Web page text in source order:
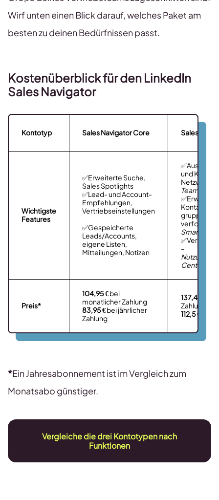
Wirf unten einen Blick darauf, welches Paket am
besten zu deinen Bedürfnissen passt.
Kostenüberblick für den LinkedIn
Sales Navigator
Kontotyp Sales Navigator Core Sales
Wichtigste
Features
✅Erweiterte Suche,
Sales Spotlights
✅Lead- und Account-
Empfehlungen,
Vertriebseinstellungen
✅Gespeicherte
Leads/Accounts,
eigene Listen,
Mitteilungen, Notizen
und
Netzwerk
TeamLink,
gruppieren
verfolgen –
Smart Links
–
Center
Preis*
104,95 €bei
monatlicher Zahlung
83,95 €bei jährlicher
Zahlung
137,49 €
Zahlung
112,5 €
*Ein Jahresabonnement ist im Vergleich zum
Monatsabo günstiger.
Vergleiche die drei Kontotypen nach
Funktionen